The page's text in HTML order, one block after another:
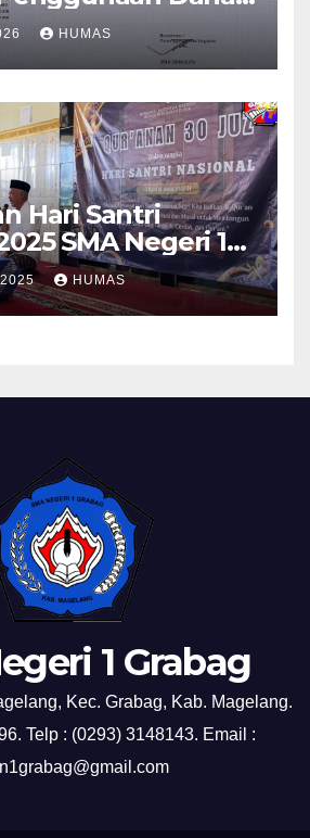
Tahap 2 Tahun
HUMAS
Hari Santri
SMA Negeri 1
2025 HUMAS
1 Grabag
Kec. Grabag, Kab. Magelang.
Telp : (0293) 3148143. Email :